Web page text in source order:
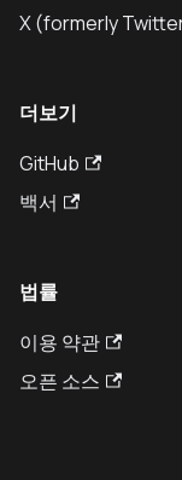
X (formerly
더보기
GitHub
백서
법률
이용 약관
오픈 소스